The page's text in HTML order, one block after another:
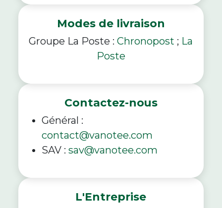
Modes de livraison
Groupe La Poste :Chronopost ; La
Poste
Contactez-nous
Général :
contact@vanotee.com
SAV :sav@vanotee.com
L'Entreprise